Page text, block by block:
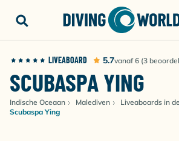
LIVEABOARD 5.7vanaf 6 (3
SCUBASPA YING
Indische Oceaan Malediven
Liveaboards in
Scubaspa Ying